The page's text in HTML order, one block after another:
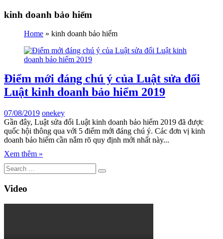
kinh doanh bảo hiểm
Home » kinh doanh bảo hiểm
Điểm mới đáng chú ý của Luật sửa đổi
Luật kinh doanh bảo hiểm 2019
07/08/2019 onekey
Gần đây, Luật sửa đổi Luật kinh doanh bảo hiểm 2019 đã được
quốc hội thông qua với 5 điểm mới đáng chú ý. Các đơn vị kinh
doanh bảo hiểm cần nắm rõ quy định mới nhất này...
Xem thêm »
Video